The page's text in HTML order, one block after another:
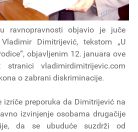
ravnopravnosti objavio je juče
Dimitrijević, tekstom „U
objavljenim 12. januara ove
vladimirdimitrijevic.com
o zabrani diskriminacije.
izriče preporuka da Dimitrijević na
izvinjenje osobama drugačije
da se ubuduće suzdrži od